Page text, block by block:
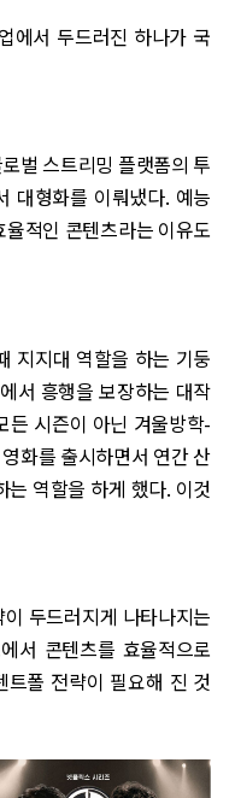
에서 두드러진 하나가 국
벌 스트리밍 플랫폼의 투
대형화를 이뤄냈다. 예능
적인 콘텐츠라는 이유도
지지대 역할을 하는 기둥
서 흥행을 보장하는 대작
든 시즌이 아닌 겨울방학-
화를 출시하면서 연간 산
역할을 하게 했다. 이것
두드러지게 나타나지는
서 콘텐츠를 효율적으로
폴 전략이 필요해 진 것